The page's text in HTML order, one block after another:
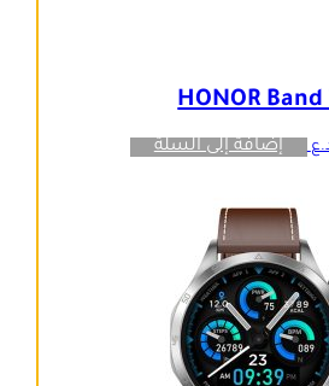
HONOR Band
إضافة إلى السلة